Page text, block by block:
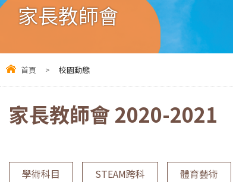
家長教師會
首頁 > 校園動態
家長教師會 2020-2021
學術科目
STEAM跨科 體育藝術